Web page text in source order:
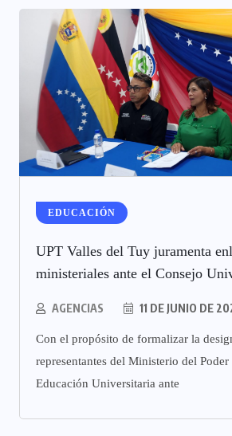
EDUCACIÓN
UPT Valles del Tuy juramenta
ministeriales ante el Consejo
AGENCIAS 11 DE JUNIO DE
Con el propósito de formalizar la
representantes del Ministerio del
Educación Universitaria ante